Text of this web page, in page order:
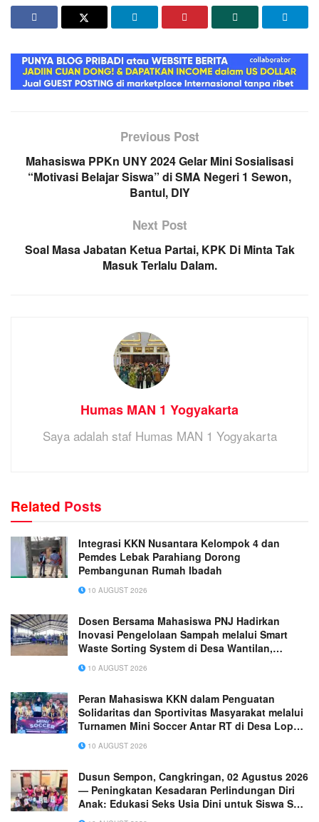
Previous Post
Mahasiswa PPKn UNY 2024 Gelar Mini Sosialisasi
“Motivasi Belajar Siswa” di SMA Negeri 1 Sewon,
Bantul, DIY
Next Post
Soal Masa Jabatan Ketua Partai, KPK Di Minta Tak
Masuk Terlalu Dalam.
Humas MAN 1 Yogyakarta
Saya adalah staf Humas MAN 1 Yogyakarta
Related Posts
Integrasi KKN Nusantara Kelompok 4 dan
Pemdes Lebak Parahiang Dorong
Pembangunan Rumah Ibadah
10 AUGUST 2026
Dosen Bersama Mahasiswa PNJ Hadirkan
Inovasi Pengelolaan Sampah melalui Smart
Waste Sorting System di Desa Wantilan,
Subang
10 AUGUST 2026
Peran Mahasiswa KKN dalam Penguatan
Solidaritas dan Sportivitas Masyarakat melalui
Turnamen Mini Soccer Antar RT di Desa Lopak
Aur10 AUGUST 2026
Dusun Sempon, Cangkringan, 02 Agustus 2026
— Peningkatan Kesadaran Perlindungan Diri
Anak: Edukasi Seks Usia Dini untuk Siswa SD
di Dusun Sempon